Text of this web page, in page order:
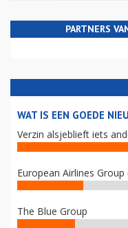
PARTNERS
WAT IS EEN GOEDE
Verzin alsjeblieft iets
European Airlines Group
The Blue Group